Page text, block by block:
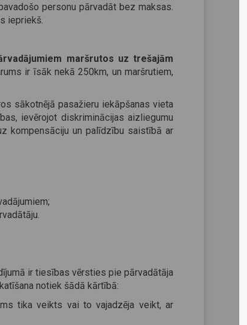
personu pārvadāt bez maksas.
iepriekš.
maršrutos uz trešajām
ir īsāk nekā 250km, un maršrutiem,
sākotnējā pasažieru iekāpšanas vieta
ievērojot diskriminācijas aizliegumu
kompensāciju un palīdzību saistībā ar
ir tiesības vērsties pie pārvadātāja
notiek šādā kārtībā:
tika veikts vai to vajadzēja veikt, ar